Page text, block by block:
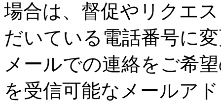
場合は、督促やリクエ
だいている電話番号に
メールでの連絡をご希
を受信可能なメールア